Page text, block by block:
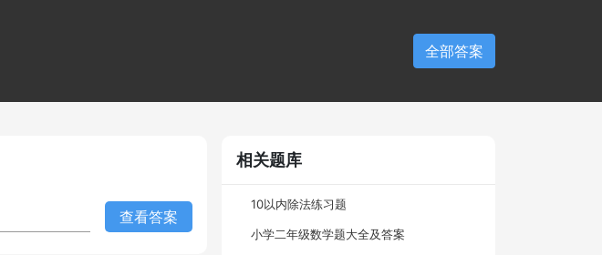
全部答案
查看答案
相关题库
10以内除法练习题
小学二年级数学题大全及答案